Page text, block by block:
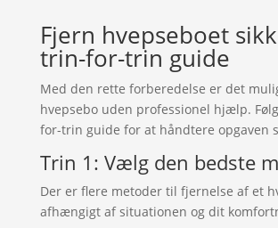
Fjern hvepseboet
trin-for-trin guide
Med den rette forberedelse er det
hvepsebo uden professionel hjælp.
for-trin guide for at håndtere opgaven
Trin 1: Vælg den bedste
Der er flere metoder til fjernelse af et
afhængigt af situationen og dit